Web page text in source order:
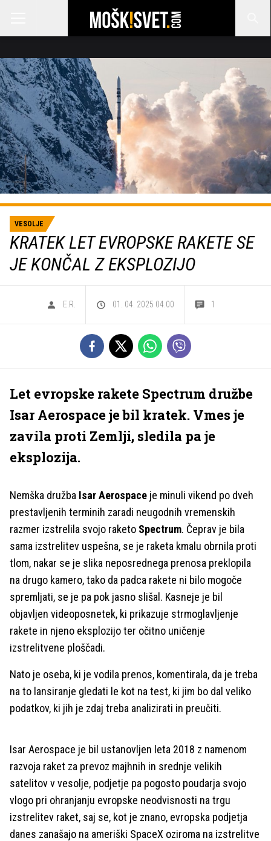
VESOLJE
KRATEK LET EVROPSKE RAKETE SE
JE KONČAL Z EKSPLOZIJO
E.R. 01. 04. 2025 04.00 1
Let evropske rakete Spectrum družbe
Isar Aerospace je bil kratek. Vmes je
zavila proti Zemlji, sledila pa je
eksplozija.
Nemška družba Isar Aerospace je minuli vikend po dveh
prestavljenih terminih zaradi neugodnih vremenskih
razmer izstrelila svojo raketo Spectrum. Čeprav je bila
sama izstrelitev uspešna, se je raketa kmalu obrnila proti
tlom, nakar se je slika neposrednega prenosa preklopila
na drugo kamero, tako da padca rakete ni bilo mogoče
spremljati, se je pa pok jasno slišal. Kasneje je bil
objavljen videoposnetek, ki prikazuje strmoglavljenje
rakete in njeno eksplozijo ter očitno uničenje
izstrelitvene ploščadi.
Nato je oseba, ki je vodila prenos, komentirala, da je treba
na to lansiranje gledati le kot na test, ki jim bo dal veliko
podatkov, ki jih je zdaj treba analizirati in preučiti.
Isar Aerospace je bil ustanovljen leta 2018 z namenom
razvoja raket za prevoz majhnih in srednje velikih
satelitov v vesolje, podjetje pa pogosto poudarja svojo
vlogo pri ohranjanju evropske neodvisnosti na trgu
izstrelitev raket, saj se, kot je znano, evropska podjetja
danes zanašajo na ameriški SpaceX oziroma na izstrelitve